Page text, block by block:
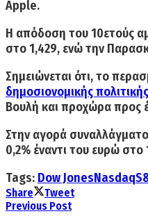
Apple.
H απόδοση του10ετούς
στο 1,429, ενώ την
Σημειώνεται ότι, το
δημοσιονομικής
Βουλή και προχώρα προς
Στην αγορά
0,2% έναντι του ευρώ στο
Tags: Dow JonesNasdaq
Share
Tweet
Previous Post